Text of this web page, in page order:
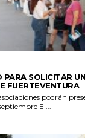
SOLICITAR
FUERTEVENTURA
podrán
hasta el próximo 11 de septiembre El...